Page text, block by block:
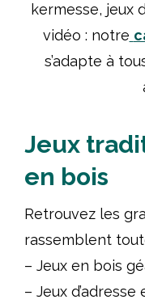
kermesse, jeux
vidéo : notre
s’adapte à
Jeux
en bois
Retrouvez les
rassemblent
– Jeux en bois
– Jeux